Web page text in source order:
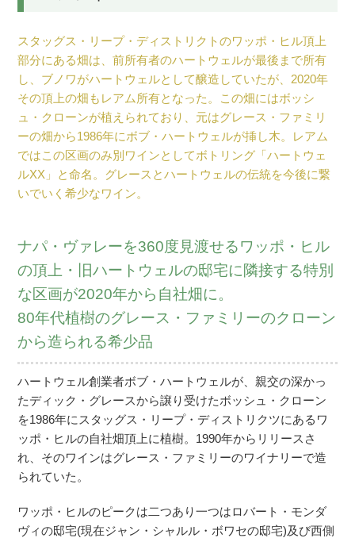
スタッグス・リープ・ディストリクトのワッポ・ヒル頂上
部分にある畑は、前所有者のハートウェルが最後まで所有
し、ブノワがハートウェルとして醸造していたが、2020年
その頂上の畑もレアム所有となった。この畑にはボッシ
ュ・クローンが植えられており、元はグレース・ファミリ
ーの畑から1986年にボブ・ハートウェルが挿し木。レアム
ではこの区画のみ別ワインとしてボトリング「ハートウェ
ルXX」と命名。グレースとハートウェルの伝統を今後に繋
いでいく希少なワイン。
ナパ・ヴァレーを360度見渡せるワッポ・ヒル
の頂上・旧ハートウェルの邸宅に隣接する特別
な区画が2020年から自社畑に。
80年代植樹のグレース・ファミリーのクローン
から造られる希少品
ハートウェル創業者ボブ・ハートウェルが、親交の深かっ
たディック・グレースから譲り受けたボッシュ・クローン
を1986年にスタッグス・リープ・ディストリクツにあるワ
ッポ・ヒルの自社畑頂上に植樹。1990年からリリースさ
れ、そのワインはグレース・ファミリーのワイナリーで造
られていた。
ワッポ・ヒルのピークは二つあり一つはロバート・モンダ
ヴィの邸宅(現在ジャン・シャルル・ボワセの邸宅)及び西側